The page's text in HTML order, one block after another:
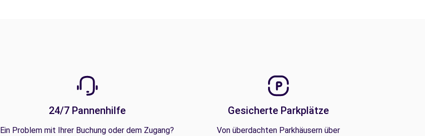
24/7 Pannenhilfe
Ein Problem mit Ihrer Buchung oder dem Zugang?
Gesicherte Parkplätze
Von überdachten Parkhäusern über